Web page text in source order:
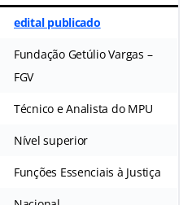
edital publicado
Fundação Getúlio Vargas –
FGV
Técnico e Analista do MPU
Nível superior
Funções Essenciais à Justiça